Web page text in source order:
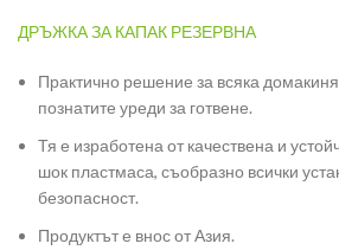
ДРЪЖКА ЗА КАПАК РЕЗЕРВНА
Практично решение за всяка
познатите уреди за готвене.
Тя е изработена от качествена и
шок пластмаса, съобразно всички
безопасност.
Продуктът е внос от Азия.